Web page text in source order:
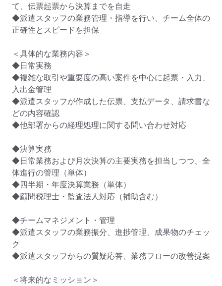
て、伝票起票から決算までを自走
◆派遣スタッフの業務管理・指導を行い、チーム全体の
正確性とスピードを担保
＜具体的な業務内容＞
◆日常実務
◆複雑な取引や重要度の高い案件を中心に起票・入力、
入出金管理
◆派遣スタッフが作成した伝票、支払データ、請求書な
どの内容確認
◆他部署からの経理処理に関する問い合わせ対応
◆決算実務
◆日常業務および月次決算の主要実務を担当しつつ、全
体進行の管理（単体）
◆四半期・年度決算業務（単体）
◆顧問税理士・監査法人対応（補助含む）
◆チームマネジメント・管理
◆派遣スタッフの業務振分、進捗管理、成果物のチェッ
ク
◆派遣スタッフからの質疑応答、業務フローの改善提案
＜将来的なミッション＞